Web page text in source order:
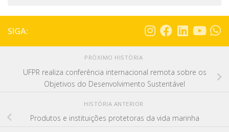
SIGA:
PRÓXIMO HISTÓRIA
UFPR realiza conferência internacional remota sobre os
Objetivos do Desenvolvimento Sustentável
HISTÓRIA ANTERIOR
Produtos e instituições protetoras da vida marinha